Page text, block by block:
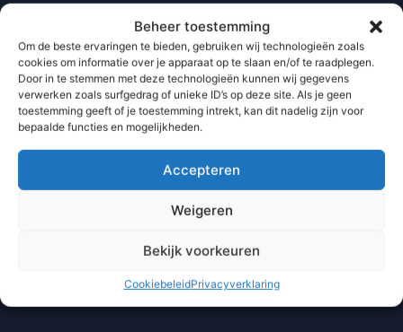
Beheer toestemming
Om de beste ervaringen te bieden, gebruiken wij technologieën zoals
cookies om informatie over je apparaat op te slaan en/of te raadplegen.
Door in te stemmen met deze technologieën kunnen wij gegevens
verwerken zoals surfgedrag of unieke ID’s op deze site. Als je geen
toestemming geeft of je toestemming intrekt, kan dit nadelig zijn voor
bepaalde functies en mogelijkheden.
Accepteren
Weigeren
Bekijk voorkeuren
CookiebeleidPrivacyverklaring